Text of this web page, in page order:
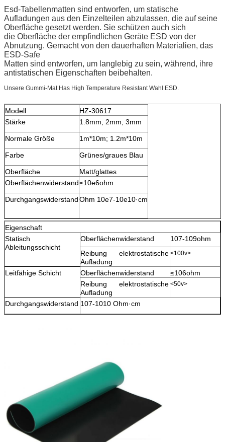
Esd-Tabellenmatten sind entworfen, um statische
Aufladungen aus den Einzelteilen abzulassen, die auf seine
Oberfläche gesetzt werden. Sie schützen auch sich
die Oberfläche der empfindlichen Geräte ESD von der
Abnutzung. Gemacht von den dauerhaften Materialien, das
ESD-Safe
Matten sind entworfen, um langlebig zu sein, während, ihre
antistatischen Eigenschaften beibehalten.
Unsere Gummi-Mat Has High Temperature Resistant Wahl ESD.
Modell
HZ-30617
Stärke
1.8mm, 2mm, 3mm
Normale Größe 1m*10m; 1.2m*10m
Farbe Grünes/graues Blau
Oberfläche
Matt/glattes
Oberflächenwiderstand≤10e6ohm
DurchgangswiderstandOhm 10e7-10e10·cm
Eigenschaft
Statisch
Ableitungsschicht
Oberflächenwiderstand
107-109ohm
Reibung elektrostatische
Aufladung
<100v>
Leitfähige Schicht Oberflächenwiderstand
≤106ohm
Reibung elektrostatische
Aufladung
<50v>
Durchgangswiderstand 107-1010 Ohm·cm